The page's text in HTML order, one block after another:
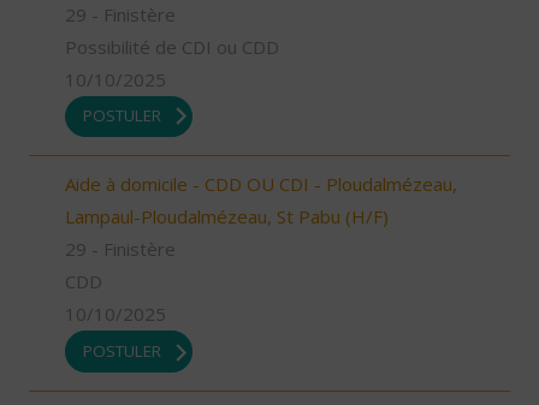
29 - Finistère
Possibilité de CDI ou CDD
10/10/2025
POSTULER
Aide à domicile - CDD OU CDI - Ploudalmézeau,
Lampaul-Ploudalmézeau, St Pabu (H/F)
29 - Finistère
CDD
10/10/2025
POSTULER